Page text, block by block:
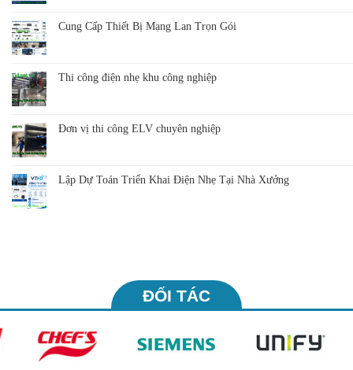
Cung Cấp Thiết Bị Mạng Lan Trọn Gói
Thi công điện nhẹ khu công nghiệp
Đơn vị thi công ELV chuyên nghiệp
Lập Dự Toán Triển Khai Điện Nhẹ Tại Nhà Xưởng
ĐỐI TÁC